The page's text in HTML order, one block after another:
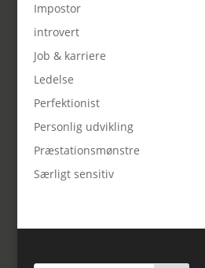
Impostor
introvert
Job & karriere
Ledelse
Perfektionist
Personlig udvikling
Præstationsmønstre
Særligt sensitiv